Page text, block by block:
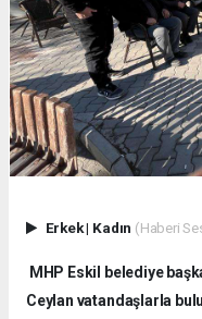
Erkek| Kadın (Haberi
MHP Eskil belediye
Ceylan vatandaşlarla